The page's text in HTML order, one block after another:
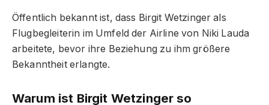
Öffentlich bekannt ist, dass Birgit Wetzinger als
Flugbegleiterin im Umfeld der Airline von Niki Lauda
arbeitete, bevor ihre Beziehung zu ihm größere
Bekanntheit erlangte.
Warum ist Birgit Wetzinger so